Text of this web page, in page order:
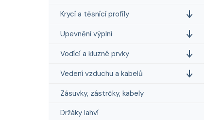
Krycí a těsnící profily
Upevnění výplní
Vodící a kluzné prvky
Vedení vzduchu a kabelů
Zásuvky, zástrčky, kabely
Držáky lahví